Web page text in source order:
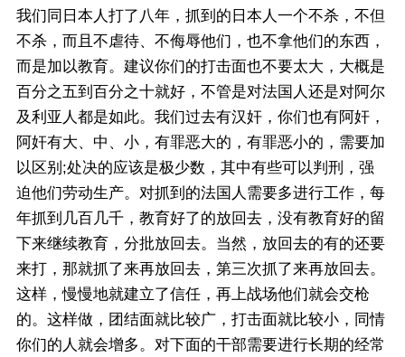
我们同日本人打了八年，抓到的日本人一个不杀，不但
不杀，而且不虐待、不侮辱他们，也不拿他们的东西，
而是加以教育。建议你们的打击面也不要太大，大概是
百分之五到百分之十就好，不管是对法国人还是对阿尔
及利亚人都是如此。我们过去有汉奸，你们也有阿奸，
阿奸有大、中、小，有罪恶大的，有罪恶小的，需要加
以区别;处决的应该是极少数，其中有些可以判刑，强
迫他们劳动生产。对抓到的法国人需要多进行工作，每
年抓到几百几千，教育好了的放回去，没有教育好的留
下来继续教育，分批放回去。当然，放回去的有的还要
来打，那就抓了来再放回去，第三次抓了来再放回去。
这样，慢慢地就建立了信任，再上战场他们就会交枪
的。这样做，团结面就比较广，打击面就比较小，同情
你们的人就会增多。对下面的干部需要进行长期的经常